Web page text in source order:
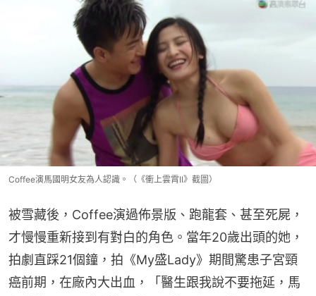
Coffee演馬國明女友為人認識。（《衝上雲霄II》截圖）
被雪藏後，Coffee演過佈景版、跑龍套、甚至死屍，
才慢慢重新接到有對白的角色。當年20歲出頭的她，
拍劇直踩21個鐘，拍《My盛Lady》期間驚患子宮頸
癌前期，在廠內大出血，「醫生跟我說不要拖延，馬